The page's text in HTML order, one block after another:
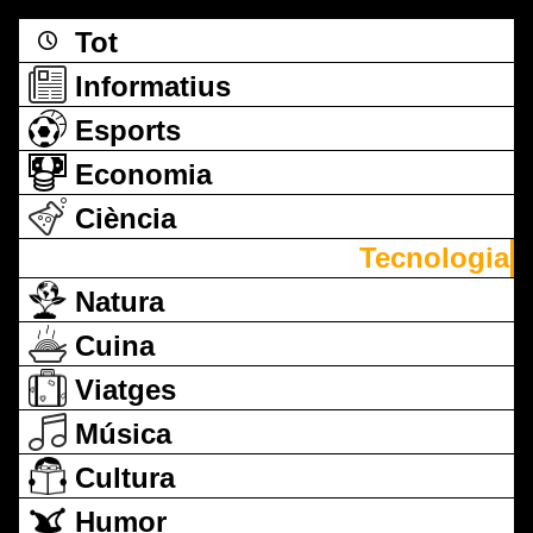
Tot
Informatius
Esports
Economia
Ciència
Tecnologia
Natura
Cuina
Viatges
Música
Cultura
Humor